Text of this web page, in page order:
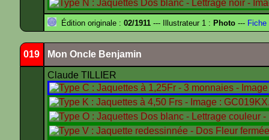
Édition originale : 02/1911 --- Illustrateur 1 : Photo --- Fiche
019 Mon Oncle Benjamin
Claude TILLIER